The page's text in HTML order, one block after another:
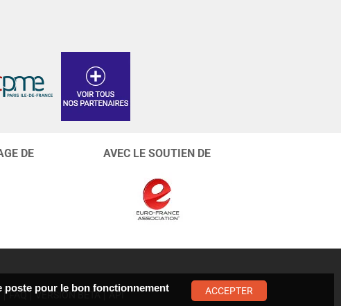
DE AVEC LE SOUTIEN DE
FAQ VERSION BÊTA API
poste pour le bon fonctionnement
ACCEPTER